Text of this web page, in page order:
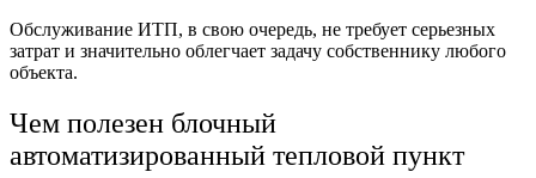
Обслуживание ИТП, в свою очередь, не требует серьезных
затрат и значительно облегчает задачу собственнику любого
объекта.
Чем полезен блочный
автоматизированный тепловой пункт